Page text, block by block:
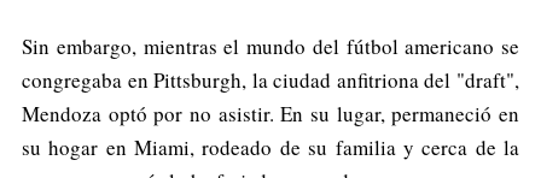
Sin embargo, mientras el mundo del fútbol americano se
congregaba en Pittsburgh, la ciudad anfitriona del "draft",
Mendoza optó por no asistir. En su lugar, permaneció en
su hogar en Miami, rodeado de su familia y cerca de la